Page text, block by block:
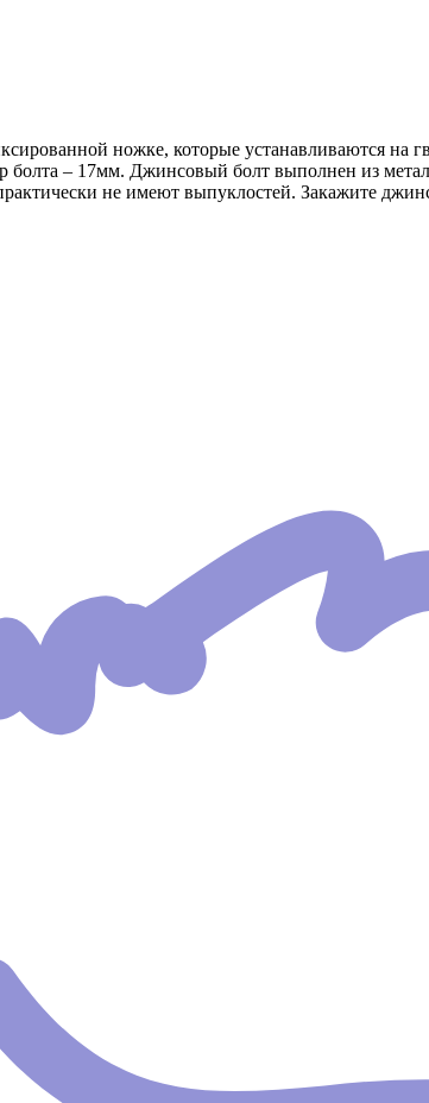
ножке, которые устанавливаются на
болта – 17мм. Джинсовый болт выполнен из
не имеют выпуклостей. Закажите